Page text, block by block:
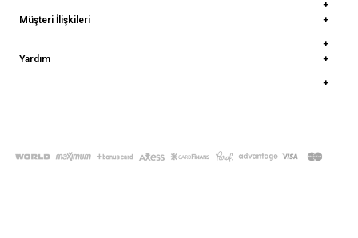
Müşteri İlişkileri
Yardım